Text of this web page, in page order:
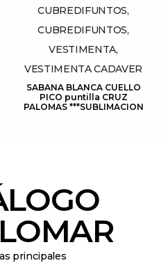
CUBREDIFUNTOS,
CUBREDIFUNTOS,
VESTIMENTA,
VESTIMENTA CADAVER
SABANA BLANCA CUELLO
PICO puntilla CRUZ
PALOMAS ***SUBLIMACION
principales